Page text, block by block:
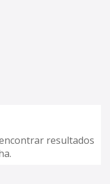
resultados